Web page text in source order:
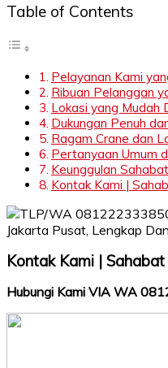
Table of Contents
Pelayanan Kami
Ribuan Pelanggan
Lokasi yang Mudah
Dukungan Penuh
Ragam Crane dan
Pertanyaan Umum
Keunggulan
Kontak Kami |
Kontak Kami | Sahabat
Hubungi Kami VIA WA